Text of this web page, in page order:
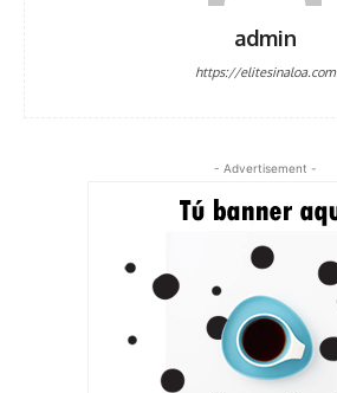
admin
https://elitesinaloa.com
- Advertisement -